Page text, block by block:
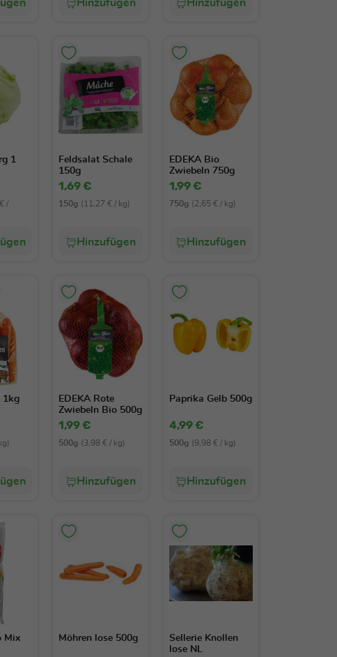
Hinzufügen Hinzufügen
1
/
Feldsalat Schale
150g
1,69 €
150g (11,27 € / kg)
Hinzufügen
EDEKA Bio
Zwiebeln 750g
1,99 €
750g (2,65 € / kg)
Hinzufügen
1kg
EDEKA Rote
Zwiebeln Bio 500g
1,99 €
500g (3,98 € / kg)
Hinzufügen
Paprika Gelb 500g
4,99 €
500g (9,98 € / kg)
Hinzufügen
Mix
Möhren lose 500g
Sellerie Knollen
lose NL